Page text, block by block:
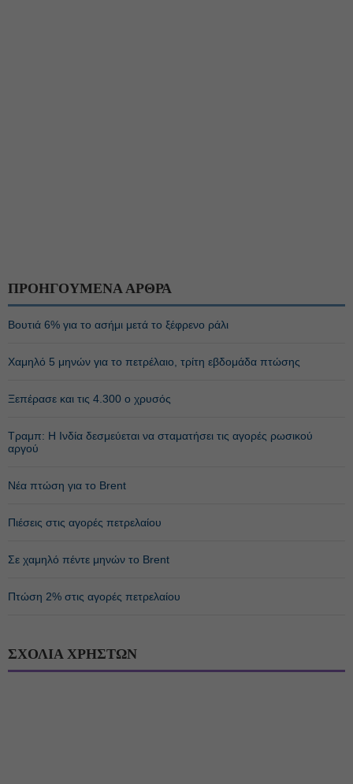
ΠΡΟΗΓΟΥΜΕΝΑ ΑΡΘΡΑ
Βουτιά 6% για το ασήμι μετά το ξέφρενο ράλι
Χαμηλό 5 μηνών για το πετρέλαιο, τρίτη εβδομάδα πτώσης
Ξεπέρασε και τις 4.300 ο χρυσός
Τραμπ: Η Ινδία δεσμεύεται να σταματήσει τις αγορές ρωσικού
αργού
Νέα πτώση για το Brent
Πιέσεις στις αγορές πετρελαίου
Σε χαμηλό πέντε μηνών το Brent
Πτώση 2% στις αγορές πετρελαίου
ΣΧΟΛΙΑ ΧΡΗΣΤΩΝ